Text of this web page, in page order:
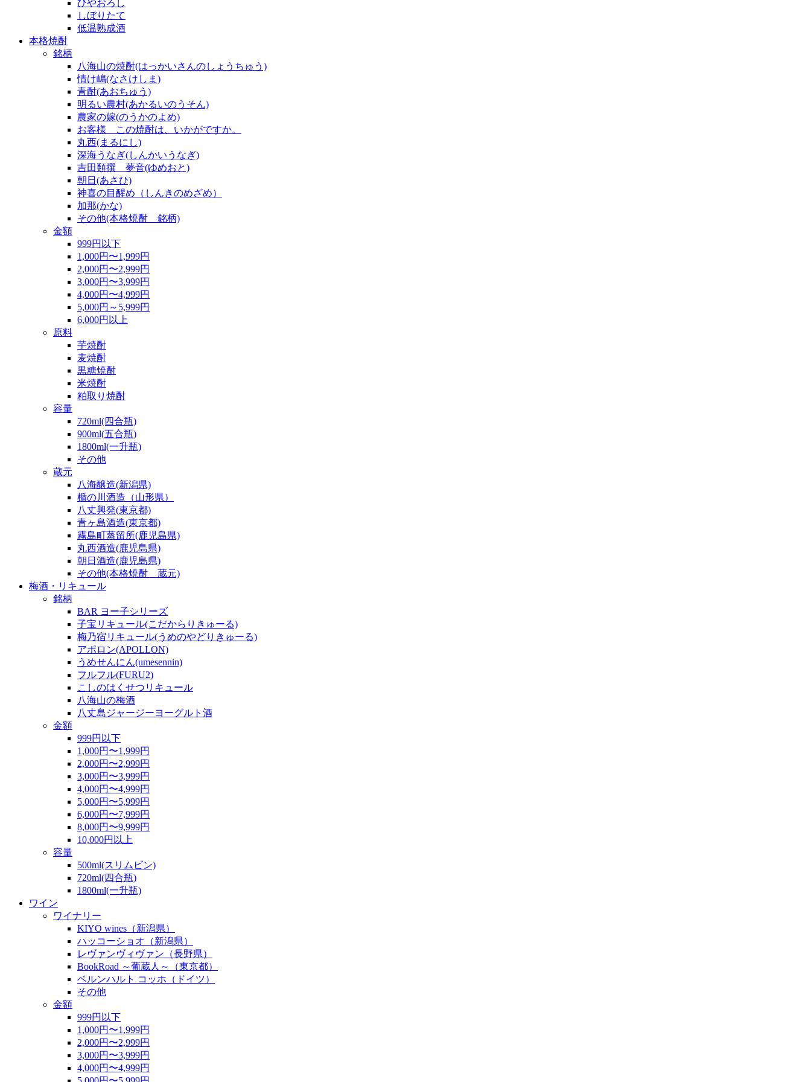
ひやおろし
しぼりたて
低温熟成酒
本格焼酎
銘柄
八海山の焼酎(はっかいさんのしょうちゅう)
情け嶋(なさけしま)
青酎(あおちゅう)
明るい農村(あかるいのうそん)
農家の嫁(のうかのよめ)
お客様 この焼酎は、いかがですか。
丸西(まるにし)
深海うなぎ(しんかいうなぎ)
吉田類撰 夢音(ゆめおと)
朝日(あさひ)
神喜の目醒め（しんきのめざめ）
加那(かな)
その他(本格焼酎 銘柄)
金額
999円以下
1,000円〜1,999円
2,000円〜2,999円
3,000円〜3,999円
4,000円〜4,999円
5,000円～5,999円
6,000円以上
原料
芋焼酎
麦焼酎
黒糖焼酎
米焼酎
粕取り焼酎
容量
720ml(四合瓶)
900ml(五合瓶)
1800ml(一升瓶)
その他
蔵元
八海醸造(新潟県)
楯の川酒造（山形県）
八丈興発(東京都)
青ヶ島酒造(東京都)
霧島町蒸留所(鹿児島県)
丸西酒造(鹿児島県)
朝日酒造(鹿児島県)
その他(本格焼酎 蔵元)
梅酒・リキュール
銘柄
BAR ヨー子シリーズ
子宝リキュール(こだからりきゅーる)
梅乃宿リキュール(うめのやどりきゅーる)
アポロン(APOLLON)
うめせんにん(umesennin)
フルフル(FURU2)
こしのはくせつリキュール
八海山の梅酒
八丈島ジャージーヨーグルト酒
金額
999円以下
1,000円〜1,999円
2,000円〜2,999円
3,000円〜3,999円
4,000円〜4,999円
5,000円〜5,999円
6,000円〜7,999円
8,000円〜9,999円
10,000円以上
容量
500ml(スリムビン)
720ml(四合瓶)
1800ml(一升瓶)
ワイン
ワイナリー
KIYO wines（新潟県）
ハッコーショオ（新潟県）
レヴァンヴィヴァン（長野県）
BookRoad ～葡蔵人～（東京都）
ベルンハルト コッホ（ドイツ）
その他
金額
999円以下
1,000円〜1,999円
2,000円〜2,999円
3,000円〜3,999円
4,000円〜4,999円